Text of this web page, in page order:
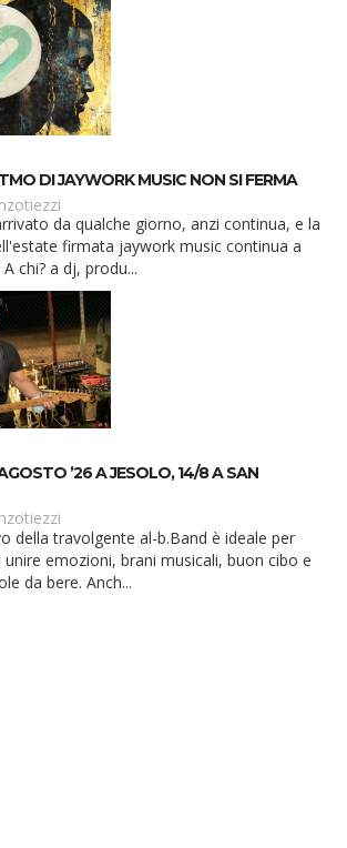
DI JAYWORK MUSIC NON SI FERMA
firmata jaywork music continua a
chi? a dj, produ...
’26 A JESOLO, 14/8 A SAN
emozioni, brani musicali, buon cibo e
da bere. Anch...